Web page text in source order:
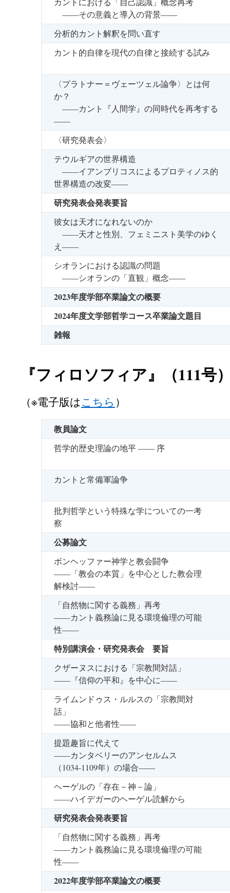
――その意義と導入の背景――
分析的カント解釈を問い直す
カント的自律を現代の自律と接続する試み
〈プラトナー＝ヴェーツェル論争〉とは何
か？
――カント『人間学』の同時代を再考する
――
〈研究発表会〉
テウルギアの世界構造
――イアンブリコスによるプロティノス的
世界構造の改変――
研究発表会発表要旨
彼女は天才になれないのか
――天才と性別、フェミニスト美学のゆく
え――
シオランにおける認識の問題
――シオランの「直観」概念――
2023年度学部卒業論文の概要
2024年度文学部哲学コース卒業論文題目
雑報
『フィロソフィア』（111号
（※電子版はこちら ）
教員論文
哲学的歴史理論の地平 ―― 序
カントと常備軍論争
批判哲学という特殊な学についての一考
察
公募論文
ボンヘッファー神学と教会闘争
――「教会の本質」を中心とした教会理
解検討――
「自然物に関する義務」再考
――カント義務論に見る環境倫理の可能
性――
特別講演会・研究発表会 要旨
クザーヌスにおける「宗教間対話」
――『信仰の平和』を中心に――
ライムンドゥス・ルルスの「宗教間対
話」
――協和と他者性――
提題趣旨に代えて
――カンタベリーのアンセルムス
（1034-1109年）の場合――
ヘーゲルの「存在－神－論」
――ハイデガーのヘーゲル読解から
研究発表会発表要旨
「自然物に関する義務」再考
――カント義務論に見る環境倫理の可能
性――
2022年度学部卒業論文の概要